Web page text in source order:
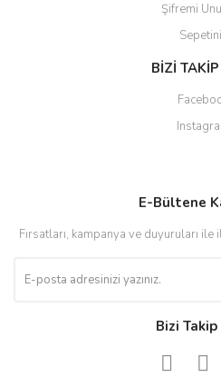
Şifremi
BİZİ
E-Bültene
Fırsatları, kampanya ve duyuruları
Bizi Takip